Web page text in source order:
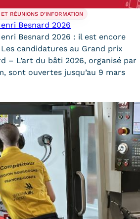
RÉUNIONS D’INFORMATION
Besnard 2026
Besnard 2026 : il est encore
candidatures au Grand prix
– L’art du bâti 2026, organisé par
sont ouvertes jusqu’au 9 mars